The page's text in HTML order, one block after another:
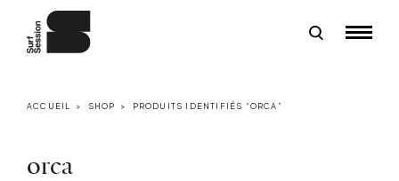
ACCUEIL > SHOP > PRODUITS IDENTIFIÉS “ORCA”
orca